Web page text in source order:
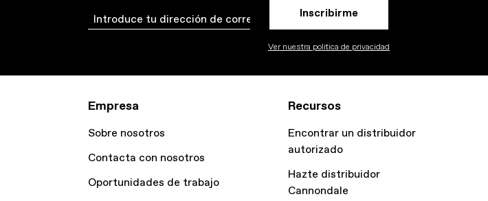
Email Inscribirme
Ver nuestra politica de privacidad
Empresa
Sobre nosotros
Contacta con nosotros
Oportunidades de trabajo
Recursos
Encontrar un distribuidor
autorizado
Hazte distribuidor
Cannondale